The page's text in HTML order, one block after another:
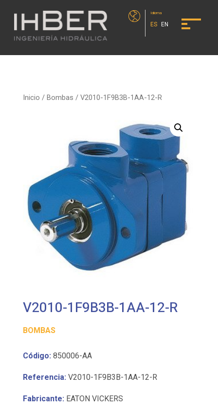
Idioma
ES EN
Inicio /Bombas / V2010-1F9B3B-1AA-12-R
V2010-1F9B3B-1AA-12-R
BOMBAS
Código: 850006-AA
Referencia: V2010-1F9B3B-1AA-12-R
Fabricante: EATON VICKERS